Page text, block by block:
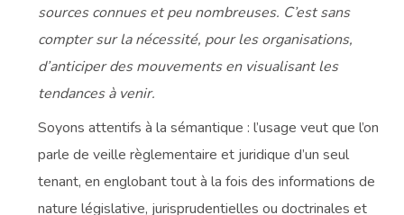
sources connues et peu nombreuses. C’est sans
compter sur la nécessité, pour les organisations,
d’anticiper des mouvements en visualisant les
tendances à venir.
Soyons attentifs à la sémantique : l’usage veut que l’on
parle de veille règlementaire et juridique d’un seul
tenant, en englobant tout à la fois des informations de
nature législative, jurisprudentielles ou doctrinales et